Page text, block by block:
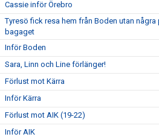
Cassie inför Örebro
Tyresö fick resa hem från Boden utan några
bagaget
Inför Boden
Sara, Linn och Line förlänger!
Förlust mot Kärra
Inför Kärra
Förlust mot AIK (19-22)
Inför AIK